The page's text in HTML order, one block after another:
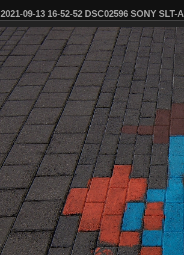
2021-09-13 16-52-52 DSC02596 SONY SLT-